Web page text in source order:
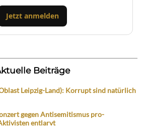
Jetzt anmelden
Beiträge
Leipzig-Land): Korrupt sind natürlich
gegen Antisemitismus pro-
entlarvt